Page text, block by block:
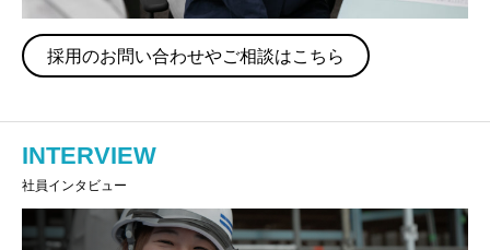
採用のお問い合わせやご相談はこちら
INTERVIEW
社員インタビュー